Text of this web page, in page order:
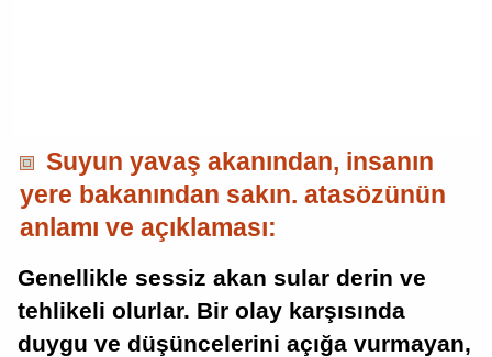
Suyun yavaş akanından, insanın
yere bakanından sakın. atasözünün
anlamı ve açıklaması:
Genellikle sessiz akan sular derin ve
tehlikeli olurlar. Bir olay karşısında
duygu ve düşüncelerini açığa vurmayan,